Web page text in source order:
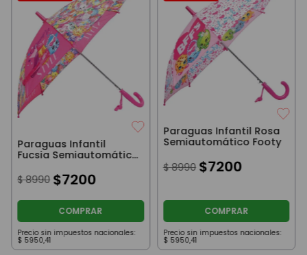
Paraguas Infantil
Fucsia Semiautomático
$ 8990 $7200
COMPRAR
Precio sin impuestos nacionales:
$ 5950,41
Paraguas Infantil Rosa
Semiautomático Footy
$ 8990 $7200
COMPRAR
Precio sin impuestos nacionales:
$ 5950,41